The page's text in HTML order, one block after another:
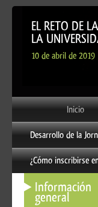
EL RETO DE
LA
10 de abril de 2019
Inicio
Desarrollo de la
¿Cómo inscribirse
Información
general